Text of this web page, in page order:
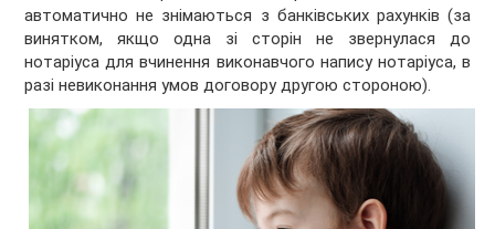
автоматично не знімаються з банківських рахунків (за
винятком, якщо одна зі сторін не звернулася до
нотаріуса для вчинення виконавчого напису нотаріуса, в
разі невиконання умов договору другою стороною).